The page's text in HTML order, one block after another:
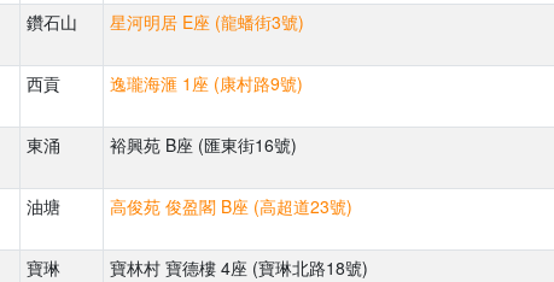
鑽石山 星河明居 E座 (龍蟠街3號)
西貢 逸瓏海滙 1座 (康村路9號)
東涌 裕興苑 B座 (匯東街16號)
油塘 高俊苑 俊盈閣 B座 (高超道23號)
寶琳 寶林村 寶德樓 4座 (寶琳北路18號)